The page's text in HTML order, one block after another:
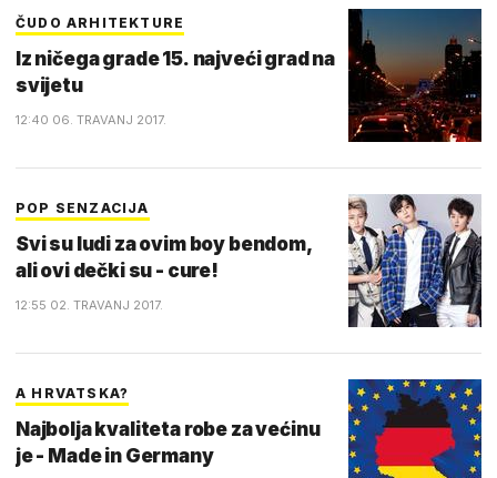
ČUDO ARHITEKTURE
Iz ničega grade 15. najveći grad na
svijetu
12:40 06. TRAVANJ 2017.
POP SENZACIJA
Svi su ludi za ovim boy bendom,
ali ovi dečki su - cure!
12:55 02. TRAVANJ 2017.
A HRVATSKA?
Najbolja kvaliteta robe za većinu
je - Made in Germany